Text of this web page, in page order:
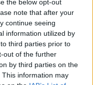
the below opt-out
note that after your
continue seeing
information utilized by
third parties prior to
out of the further
by third parties on the
This information may